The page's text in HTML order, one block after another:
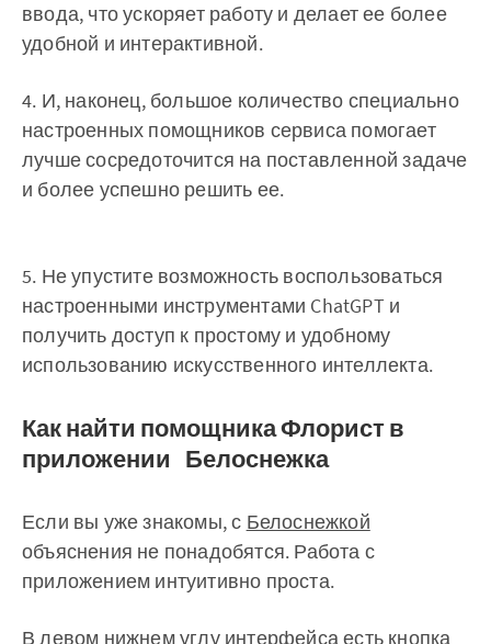
ввода, что ускоряет работу и делает ее более
удобной и интерактивной.
4. И, наконец, большое количество специально
настроенных помощников сервиса помогает
лучше сосредоточится на поставленной задаче
и более успешно решить ее.
5. Не упустите возможность воспользоваться
настроенными инструментами ChatGPT и
получить доступ к простому и удобному
использованию искусственного интеллекта.
Как найти помощника Флорист в
приложении Белоснежка
Если вы уже знакомы, с Белоснежкой
объяснения не понадобятся. Работа с
приложением интуитивно проста.
В левом нижнем углу интерфейса есть кнопка